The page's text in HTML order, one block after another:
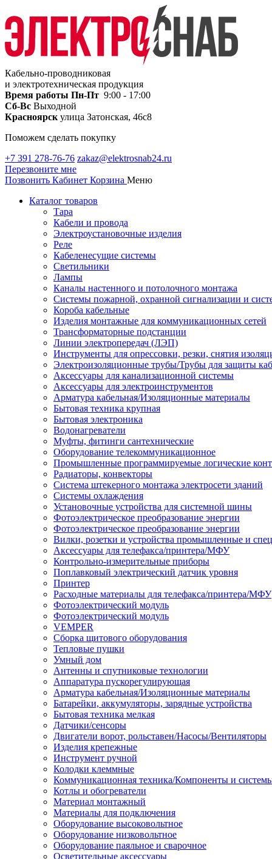
Кабельно-проводниковая
и электротехническая продукция
Время работы Пн-Пт 9:00 - 17:00
Сб-Вс Выходной
Красноярск улица Затонская, 46с8
Поможем сделать покупку
+7 391 278-76-76 zakaz@elektrosnab24.ru
Перезвоните мне
Позвонить Кабинет Корзина Меню
Каталог товаров
Тара
Кабели и провода
Электроустановочные изделия
Реле
Кабеленесущие системы
Светильники
Лампы
Каналы настенного и потолочного монтажа
Системы пожарной, охранной сигнализации и
Короба кабельные
Изделия монтажные для коммуникационных сетей
Трансформаторные подстанции
Линии электропередач (ЛЭП)
Инструменты для опрессовки, резки, снятия
Электроизоляционные трубы/Трубы для защиты
Аксессуары для канализационной системы
Аксессуары для электроинструментов
Арматура кабельная/Изоляционные материалы
Бытовая техника крупная
Бытовая электроника
Водонагреватели
Муфты, фитинги сантехнические
Оборудование телекоммуникационное
Промышленные программируемые логические
Радиаторы, конвекторы
Система штекерного монтажа электросети зданий
Системы охлаждения
Установочные устройства для системной шины
Фотоэлектрическое преобразование энергии
Фотоэлектрическое преобразование энергии
Вилки, розетки и устройства промышленные и
Аксессуары для телефакса/принтера/МФУ
Контрольно-измерительные приборы
Поплавковый электрический датчик уровня
Принтер
Расходные материалы для телефакса/принтера/МФУ
Фотоэлектрический модуль
Фотоэлектрический модуль
VEMPER
Сборка щитового оборудования
Тепловые пушки
Умный дом
Антенны и спутниковые технологии
Аппаратура пускорегулирующая
Арматура кабельная/Изоляционные материалы
Батарейки, аккумуляторы, зарядные устройства
Бытовая техника мелкая
Датчики/сенсоры
Двигатели ворот, рольставен/Насосы/Вентиляторы
Изделия крепежные
Инструмент ручной
Колодки клеммные
Коммуникационная техника/Компоненты и
Котлы и обогреватели
Материал монтажный
Материалы для подключения
Оборудование высоковольтное
Оборудование низковольтное
Оборудование паяльное и сварочное
Осветительные аксессуары